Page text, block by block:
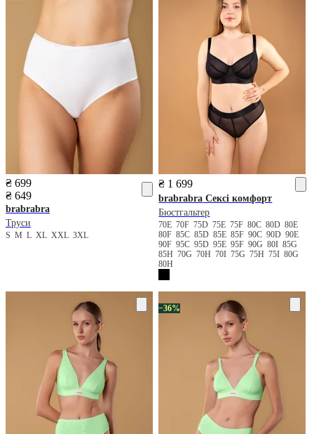
₴ 699
₴ 649
brabrabra
Труси
S M L XL XXL 3XL
₴ 1 699
brabrabra Сексі комфорт
Бюстгальтер
70E70F75D75E75F80C80D80E
80F85C85D85E85F90C90D90E
90F95C95D95E95F90G80I85G
85H70G70H70I75G75H75I80G
80H
−36%